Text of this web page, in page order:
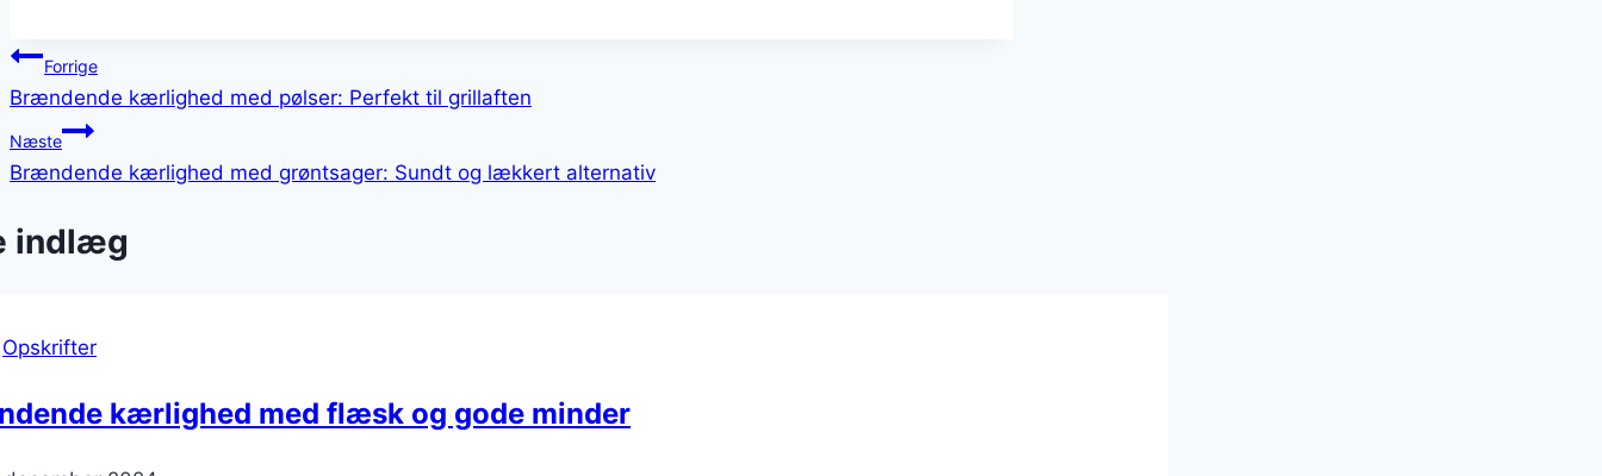
Indlægsnavigation
Forrige
Brændende kærlighed med pølser: Perfekt til grillaften
Næste
Brændende kærlighed med grøntsager: Sundt og lækkert alternativ
indlæg
Opskrifter
kærlighed med flæsk og gode minder